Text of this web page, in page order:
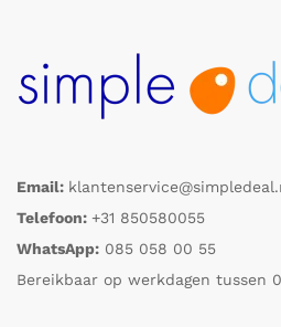
Email:
Telefoon: +31 850580055
WhatsApp: 085 058 00 55
Bereikbaar op werkdagen tussen